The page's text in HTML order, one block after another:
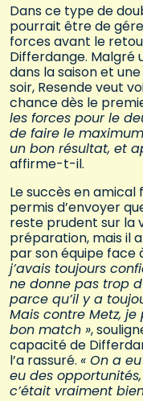
Dans ce type de
pourrait être de
forces avant le
Differdange.
dans la saison et
soir, Resende veut
chance dès le
les forces pour le
de faire le
un bon résultat, et
affirme-t-il.
Le succès en amical
permis d’envoyer
reste prudent sur la
préparation, mais il
par son équipe face
j’avais toujours
ne donne pas trop
parce qu’il y a
Mais contre Metz,
bon match »,
capacité de
l’a rassuré. « On a
eu des
c’était vraiment